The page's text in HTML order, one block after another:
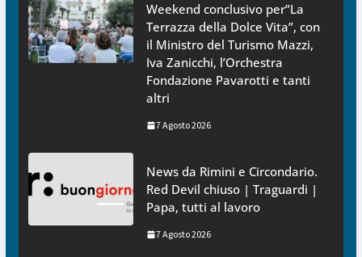
Weekend conclusivo per”La
Terrazza della Dolce Vita”, con
il Ministro del Turismo Mazzi,
Iva Zanicchi, l’Orchestra
Fondazione Pavarotti e tanti
altri
7 Agosto 2026
News da Rimini e Circondario.
Red Devil chiuso | Traguardi |
Papa, tutti al lavoro
7 Agosto 2026